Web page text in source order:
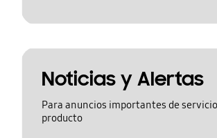
Noticias y Alertas
Para anuncios importantes de
producto